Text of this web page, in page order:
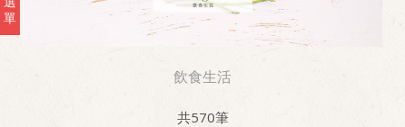
單
飲食生活
共570筆